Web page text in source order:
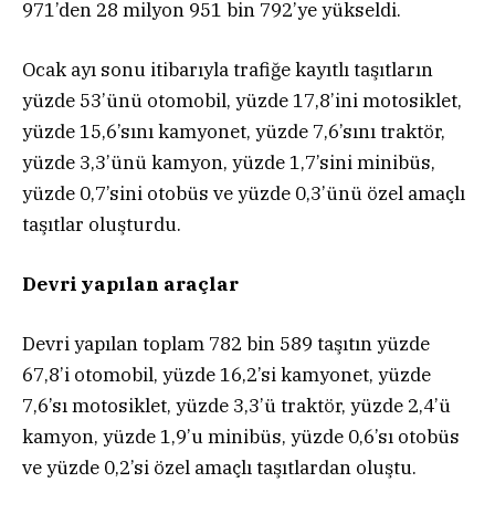
971’den 28 milyon 951 bin 792’ye yükseldi.
Ocak ayı sonu itibarıyla trafiğe kayıtlı taşıtların
yüzde 53’ünü otomobil, yüzde 17,8’ini motosiklet,
yüzde 15,6’sını kamyonet, yüzde 7,6’sını traktör,
yüzde 3,3’ünü kamyon, yüzde 1,7’sini minibüs,
yüzde 0,7’sini otobüs ve yüzde 0,3’ünü özel amaçlı
taşıtlar oluşturdu.
Devri yapılan araçlar
Devri yapılan toplam 782 bin 589 taşıtın yüzde
67,8’i otomobil, yüzde 16,2’si kamyonet, yüzde
7,6’sı motosiklet, yüzde 3,3’ü traktör, yüzde 2,4’ü
kamyon, yüzde 1,9’u minibüs, yüzde 0,6’sı otobüs
ve yüzde 0,2’si özel amaçlı taşıtlardan oluştu.